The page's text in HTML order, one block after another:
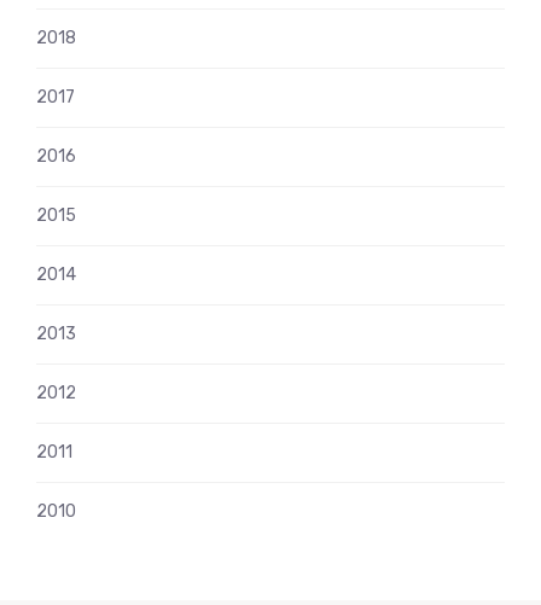
2018
2017
2016
2015
2014
2013
2012
2011
2010